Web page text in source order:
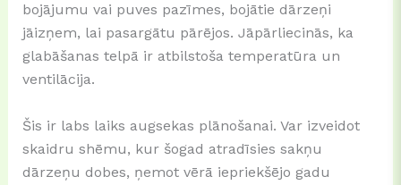
bojājumu vai puves pazīmes, bojātie dārzeņi
jāizņem, lai pasargātu pārējos. Jāpārliecinās, ka
glabāšanas telpā ir atbilstoša temperatūra un
ventilācija.
Šis ir labs laiks augsekas plānošanai. Var izveidot
skaidru shēmu, kur šogad atradīsies sakņu
dārzeņu dobes, ņemot vērā iepriekšējo gadu